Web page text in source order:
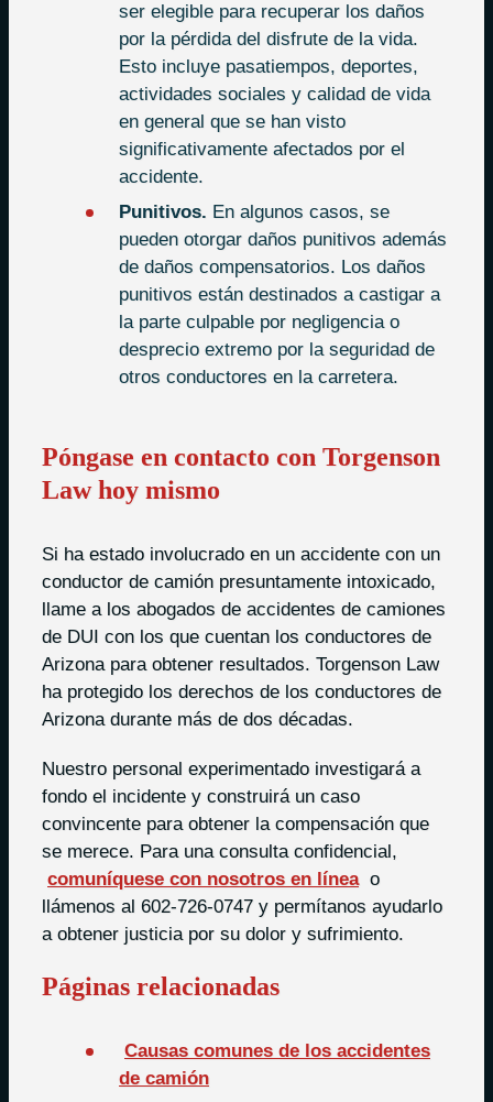
ser elegible para recuperar los daños
por la pérdida del disfrute de la vida.
Esto incluye pasatiempos, deportes,
actividades sociales y calidad de vida
en general que se han visto
significativamente afectados por el
accidente.
Punitivos. En algunos casos, se
pueden otorgar daños punitivos además
de daños compensatorios. Los daños
punitivos están destinados a castigar a
la parte culpable por negligencia o
desprecio extremo por la seguridad de
otros conductores en la carretera.
Póngase en contacto con Torgenson
Law hoy mismo
Si ha estado involucrado en un accidente con un
conductor de camión presuntamente intoxicado,
llame a los abogados de accidentes de camiones
de DUI con los que cuentan los conductores de
Arizona para obtener resultados. Torgenson Law
ha protegido los derechos de los conductores de
Arizona durante más de dos décadas.
Nuestro personal experimentado investigará a
fondo el incidente y construirá un caso
convincente para obtener la compensación que
se merece. Para una consulta confidencial,
comuníquese con nosotros en línea o
llámenos al 602-726-0747 y permítanos ayudarlo
a obtener justicia por su dolor y sufrimiento.
Páginas relacionadas
Causas comunes de los accidentes
de camión